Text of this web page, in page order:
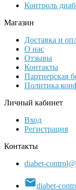
Контроль
Магазин
Доставка и
О нас
Отзывы
Контакты
Партнерская
Политика
Личный кабинет
Вход
Регистрация
Контакты
diabet-
diabet-